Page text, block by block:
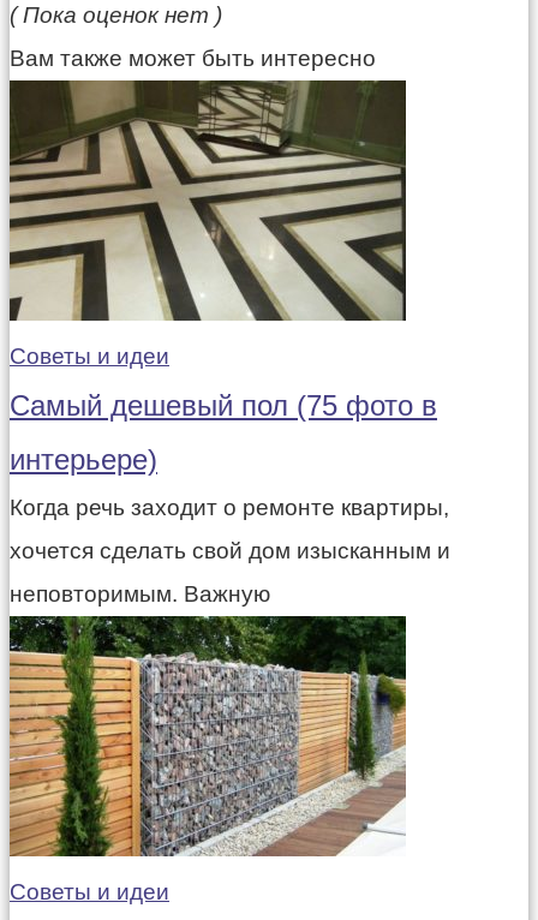
( Пока оценок нет )
Вам также может быть интересно
Советы и идеи
Самый дешевый пол (75 фото в
интерьере)
Когда речь заходит о ремонте квартиры,
хочется сделать свой дом изысканным и
неповторимым. Важную
Советы и идеи